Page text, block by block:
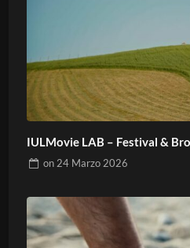
IULMovie LAB – Festival &
on24 Marzo 2026